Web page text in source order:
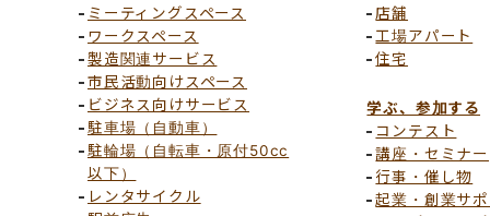
ミーティングスペース
ワークスペース
製造関連サービス
市民活動向けスペース
ビジネス向けサービス
駐車場（自動車）
駐輪場（自転車・原付50cc
以下）
レンタサイクル
店舗
工場アパート
住宅
学ぶ、参加する
コンテスト
講座・セミナー
行事・催し物
起業・創業サ